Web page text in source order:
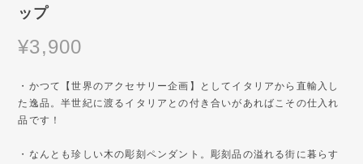
ップ
¥3,900
・かつて【世界のアクセサリー企画】としてイタリアから直輸入し
た逸品。半世紀に渡るイタリアとの付き合いがあればこその仕入れ
品です！
・なんとも珍しい木の彫刻ペンダント。彫刻品の溢れる街に暮らす